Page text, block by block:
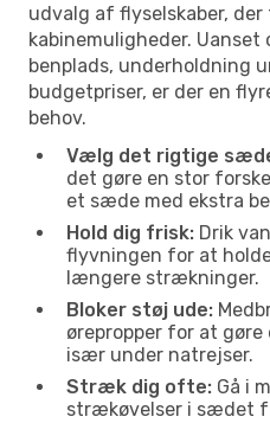
udvalg af flyselskaber,
kabinemuligheder.
benplads, underholdning
budgetpriser, er der en
behov.
Vælg det rigtige
det gøre en stor
et sæde med ekstra
Hold dig frisk: Drik
flyvningen for at
længere strækninger.
Bloker støj ude:
ørepropper for at
især under natrejser.
Stræk dig ofte: Gå i
strækøvelser i sædet